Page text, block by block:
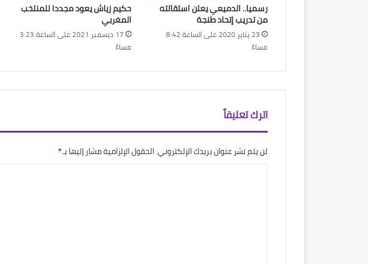
رسميا.. الدميعي يعلن استقالته
من تدريب إتحاد طنجة
23 يناير 2020 على الساعة 8:42
مساءً
حكيم زياش يعود مجددا للمنتخب
المغربي
17 ديسمبر 2021 على الساعة 3:23
مساءً
اترك تعليقاً
لن يتم نشر عنوان بريدك الإلكتروني.الحقول الإلزامية مشار إليها بـ*